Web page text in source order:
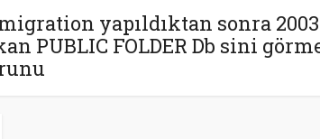
migration yapıldıktan sonra 2003
PUBLIC FOLDER Db sini